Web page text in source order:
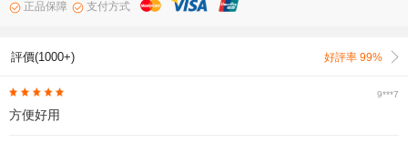
正品保障 支付方式
評價(1000+) 好評率 99%
9***7
方便好用